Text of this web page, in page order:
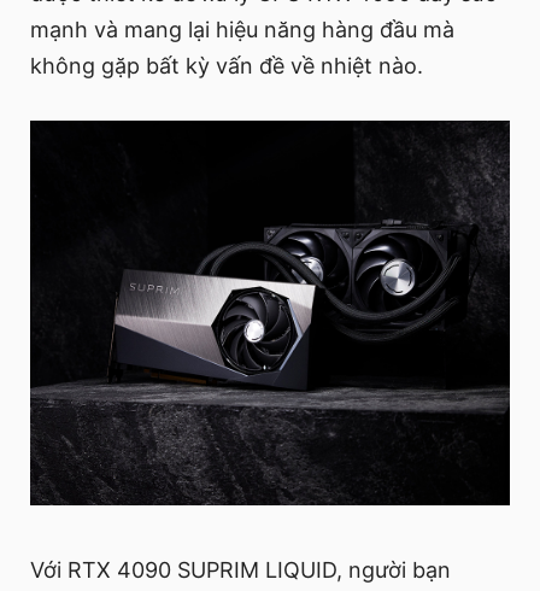
mạnh và mang lại hiệu năng hàng đầu mà
không gặp bất kỳ vấn đề về nhiệt nào.
Với RTX 4090 SUPRIM LIQUID, người bạn